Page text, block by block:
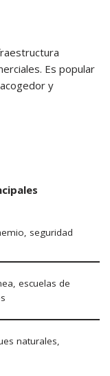
Es popular
y
seguridad
escuelas de
naturales,